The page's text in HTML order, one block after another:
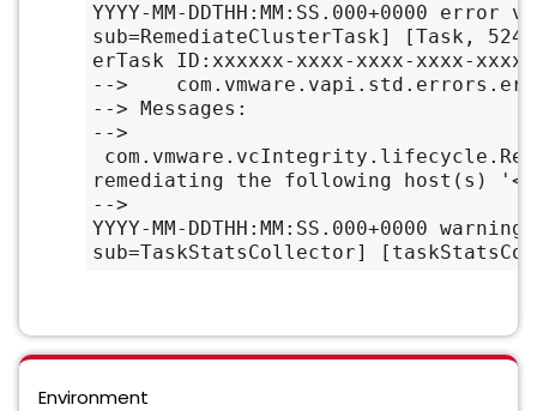
YYYY-MM-DDTHH:MM:SS.000+0000
sub=RemediateClusterTask] [Task,
erTask ID:xxxxxx-xxxx-xxxx-xxxx-
-->
--> Messages:
-->
remediating the following host(s) '<
-->
YYYY-MM-DDTHH:MM:SS.000+0000
sub=TaskStatsCollector]
Environment